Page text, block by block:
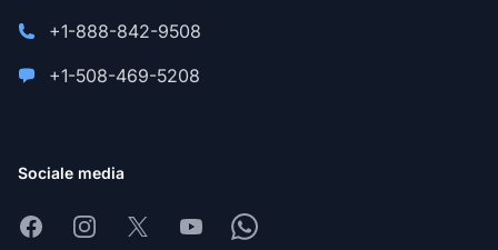
+1-888-842-9508
+1-508-469-5208
Sociale media
FacebookInstagram
X YoutubeWhatsapp